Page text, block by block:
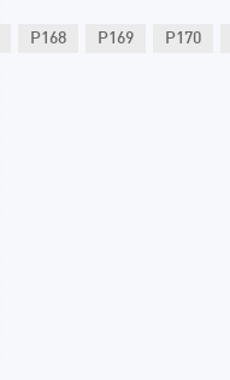
P168 P169 P170